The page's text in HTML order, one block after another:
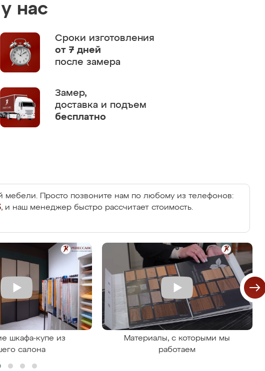
нас
Сроки изготовления
от 7 дней
после замера
Замер,
доставка и подъем
бесплатно
мебели. Просто позвоните нам по любому из телефонов:
, и наш менеджер быстро рассчитает стоимость.
шкафа-купе из
салона
Материалы, с которыми мы
работаем